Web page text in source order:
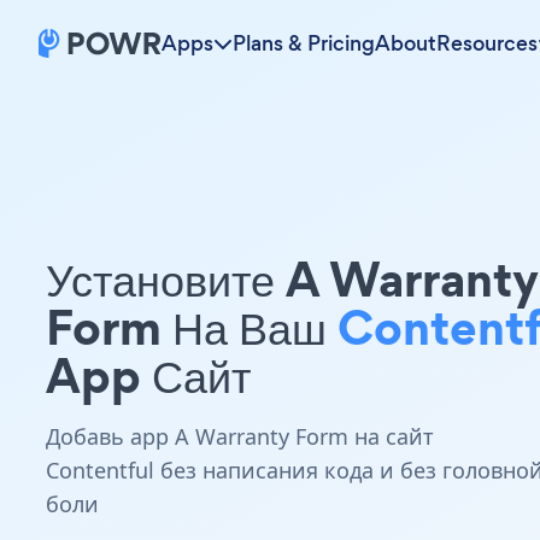
Apps Plans & PricingAboutResources
Установите A Warranty
Form На Ваш
App Сайт
Добавь app A Warranty Form на сайт
Contentful без написания кода и без
боли